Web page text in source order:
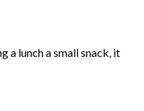
a lunch a small snack, it